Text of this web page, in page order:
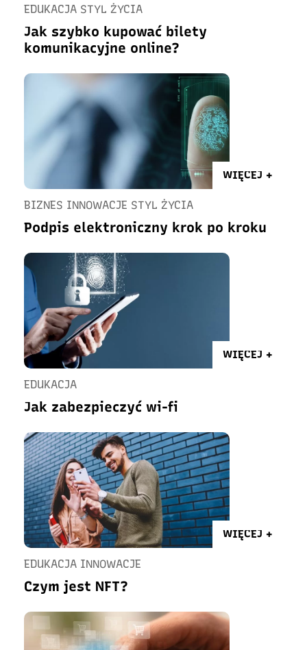
EDUKACJA STYL ŻYCIA
Jak szybko kupować bilety
komunikacyjne online?
WIĘCEJ +
BIZNES INNOWACJE STYL ŻYCIA
Podpis elektroniczny krok po kroku
WIĘCEJ +
EDUKACJA
Jak zabezpieczyć wi-fi
WIĘCEJ +
EDUKACJA INNOWACJE
Czym jest NFT?